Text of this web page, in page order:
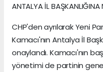
ANTALYA İL
CHP'den ayrılarak Yeni
Kamacı'nın Antalya İl
onaylandı. Kamacı'nın
yönetimi de partinin